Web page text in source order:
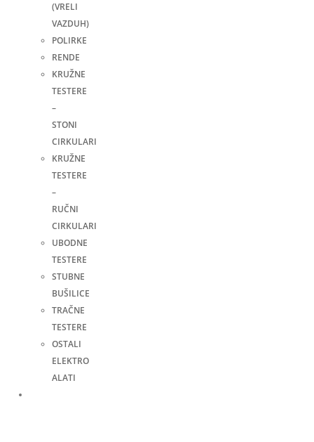
(VRELI
VAZDUH)
POLIRKE
RENDE
KRUŽNE
TESTERE
–
STONI
CIRKULARI
KRUŽNE
TESTERE
–
RUČNI
CIRKULARI
UBODNE
TESTERE
STUBNE
BUŠILICE
TRAČNE
TESTERE
OSTALI
ELEKTRO
ALATI